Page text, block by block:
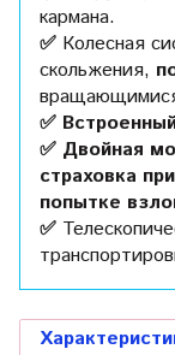
кармана.
✅ Колесная
скольжения,
✅
✅ Двойная
страховка
попытке
✅